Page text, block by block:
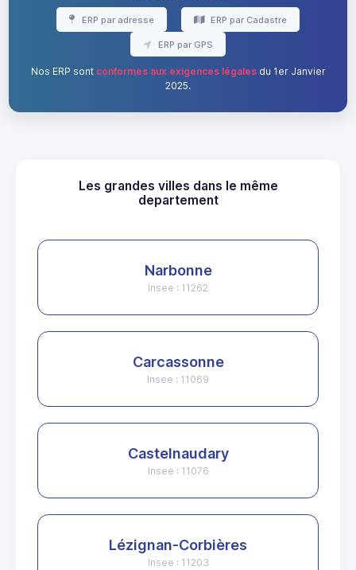
ERP par adresse ERP par Cadastre
ERP par GPS
Nos ERP sont conformes aux exigences légalesdu 1er Janvier
2025.
Les grandes villes dans le même
departement
Narbonne
Insee : 11262
Carcassonne
Insee : 11069
Castelnaudary
Insee : 11076
Lézignan-Corbières
Insee : 11203